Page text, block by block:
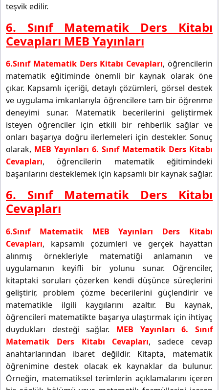
teşvik edilir.
6. Sınıf Matematik Ders Kitabı
Cevapları MEB Yayınları
6.Sınıf Matematik Ders Kitabı Cevapları, öğrencilerin
matematik eğitiminde önemli bir kaynak olarak öne
çıkar. Kapsamlı içeriği, detaylı çözümleri, görsel destek
ve uygulama imkanlarıyla öğrencilere tam bir öğrenme
deneyimi sunar. Matematik becerilerini geliştirmek
isteyen öğrenciler için etkili bir rehberlik sağlar ve
onları başarıya doğru ilerlemeleri için destekler. Sonuç
olarak, MEB Yayınları 6. Sınıf Matematik Ders Kitabı
Cevapları, öğrencilerin matematik eğitimindeki
başarılarını desteklemek için kapsamlı bir kaynak sağlar.
6. Sınıf Matematik Ders Kitabı
Cevapları
6.Sınıf Matematik MEB Yayınları Ders Kitabı
Cevapları, kapsamlı çözümleri ve gerçek hayattan
alınmış örnekleriyle matematiği anlamanın ve
uygulamanın keyifli bir yolunu sunar. Öğrenciler,
kitaptaki soruları çözerken kendi düşünce süreçlerini
geliştirir, problem çözme becerilerini güçlendirir ve
matematikle ilgili kaygılarını azaltır. Bu kaynak,
öğrencileri matematikte başarıya ulaştırmak için ihtiyaç
duydukları desteği sağlar. MEB Yayınları 6. Sınıf
Matematik Ders Kitabı Cevapları, sadece cevap
anahtarlarından ibaret değildir. Kitapta, matematik
öğrenimine destek olacak ek kaynaklar da bulunur.
Örneğin, matematiksel terimlerin açıklamalarını içeren